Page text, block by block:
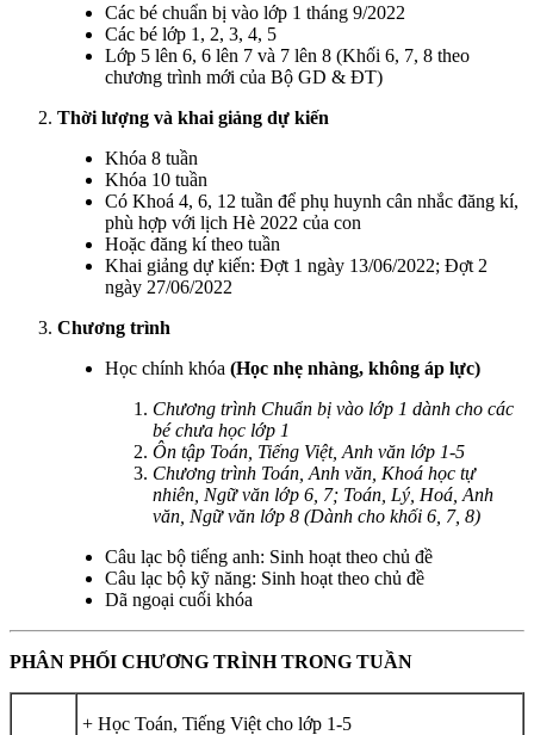
Các bé chuẩn bị vào lớp 1 tháng 9/2022
Các bé lớp 1, 2, 3, 4, 5
Lớp 5 lên 6, 6 lên 7 và 7 lên 8 (Khối 6, 7, 8 theo
chương trình mới của Bộ GD & ĐT)
Thời lượng và khai giảng dự kiến
Khóa 8 tuần
Khóa 10 tuần
Có Khoá 4, 6, 12 tuần để phụ huynh cân nhắc đăng kí,
phù hợp với lịch Hè 2022 của con
Hoặc đăng kí theo tuần
Khai giảng dự kiến: Đợt 1 ngày 13/06/2022; Đợt 2
ngày 27/06/2022
Chương trình
Học chính khóa (Học nhẹ nhàng, không áp lực)
Chương trình Chuẩn bị vào lớp 1 dành cho các
bé chưa học lớp 1
Ôn tập Toán, Tiếng Việt, Anh văn lớp 1-5
Chương trình Toán, Anh văn, Khoá học tự
nhiên, Ngữ văn lớp 6, 7; Toán, Lý, Hoá, Anh
văn, Ngữ văn lớp 8 (Dành cho khối 6, 7, 8)
Câu lạc bộ tiếng anh: Sinh hoạt theo chủ đề
Câu lạc bộ kỹ năng: Sinh hoạt theo chủ đề
Dã ngoại cuối khóa
PHÂN PHỐI CHƯƠNG TRÌNH TRONG TUẦN
+ Học Toán, Tiếng Việt cho lớp 1-5